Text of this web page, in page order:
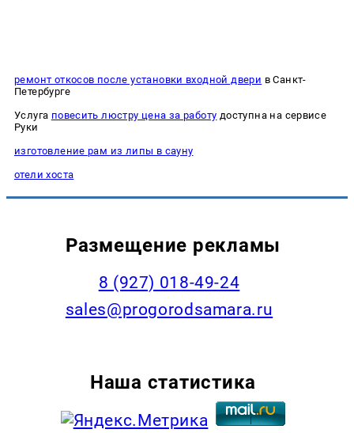
ремонт откосов после установки входной двери в Санкт-
Петербурге
Услуга повесить люстру цена за работу доступна на сервисе
Руки
изготовление рам из липы в сауну
отели хоста
Размещение рекламы
8 (927) 018-49-24
sales@progorodsamara.ru
Наша статистика